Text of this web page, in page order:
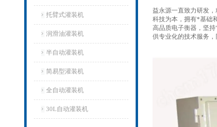
托臂式灌装机
润滑油灌装机
半自动灌装机
简易型灌装机
全自动灌装机
30L自动灌装机
益永源一直致力研发
科技为本，拥有*基础
高品质电子衡器，坚
供专业化的技术服务